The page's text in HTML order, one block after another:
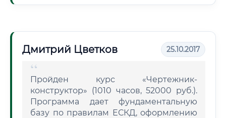
Дмитрий Цветков 25.10.2017
Пройден курс «Чертежник-
конструктор» (1010 часов, 52000 руб.).
Программа дает фундаментальную
базу по правилам ЕСКД, оформлению